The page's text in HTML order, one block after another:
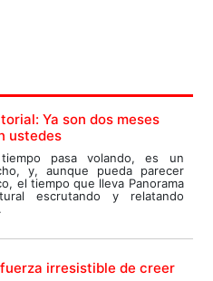
Ya son dos meses
ustedes
pasa volando, es un
y, aunque pueda parecer
el tiempo que lleva Panorama
escrutando y relatando
irresistible de creer